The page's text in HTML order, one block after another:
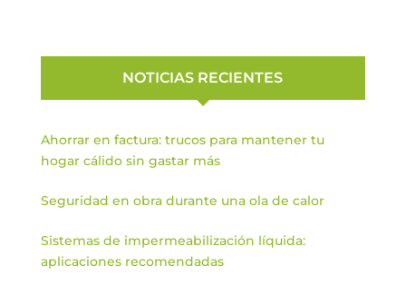
NOTICIAS RECIENTES
Ahorrar en factura: trucos para mantener tu
hogar cálido sin gastar más
Seguridad en obra durante una ola de calor
Sistemas de impermeabilización líquida:
aplicaciones recomendadas